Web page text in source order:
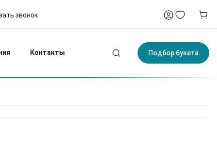
звонок
Контакты Подбор букета